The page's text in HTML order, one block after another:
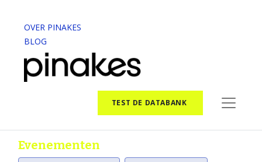
OVER PINAKES
BLOG
TEST DE DATABANK
Evenementen